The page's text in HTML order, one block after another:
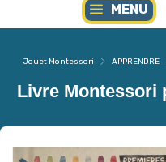
MENU
Jouet Montessori APPRENDRE
Livre Montessori